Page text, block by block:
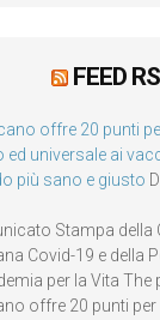
FEED
offre 20 punti
ed universale ai
più sano e giusto
Stampa
Covid-19 e della
per la Vita The
offre 20 punti